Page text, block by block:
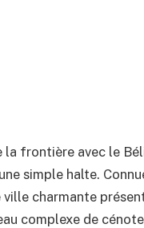
frontière avec le
simple halte.
charmante
complexe de